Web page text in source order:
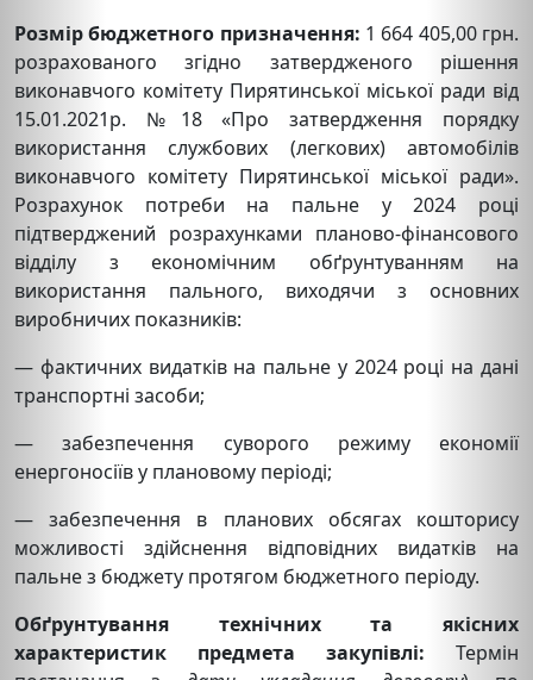
Розмір бюджетного призначення: 1 664 405,00 грн.
розрахованого згідно затвердженого рішення
виконавчого комітету Пирятинської міської ради від
15.01.2021р. №18 «Про затвердження порядку
використання службових (легкових) автомобілів
виконавчого комітету Пирятинської міської ради».
Розрахунок потреби на пальне у 2024 році
підтверджений розрахунками планово-фінансового
відділу з економічним обґрунтуванням на
використання пального, виходячи з основних
виробничих показників:
— фактичних видатків на пальне у 2024 році на дані
транспортні засоби;
— забезпечення суворого режиму економії
енергоносіїв у плановому періоді;
— забезпечення в планових обсягах кошторису
можливості здійснення відповідних видатків на
пальне з бюджету протягом бюджетного періоду.
Обґрунтування технічних та якісних
характеристик предмета закупівлі: Термін